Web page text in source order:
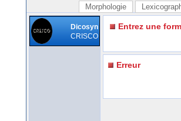
Morphologie
Dicosyn
CRISCO
Entrez une
Erreur